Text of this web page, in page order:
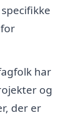
har
og
der er